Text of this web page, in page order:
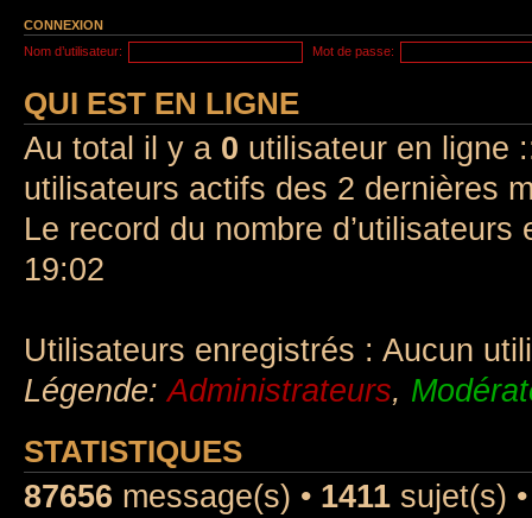
CONNEXION
Nom d’utilisateur:
Mot de passe:
QUI EST EN LIGNE
Au total il y a 0 utilisateur en ligne
utilisateurs actifs des 2 dernières
Le record du nombre
19:02
Utilisateurs enregistrés : Aucun
Légende:Administrateurs,
STATISTIQUES
87656 message(s) • 1411 sujet(s)